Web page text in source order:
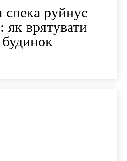
руйнує
як врятувати